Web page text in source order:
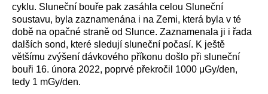
cyklu. Sluneční bouře pak zasáhla celou Sluneční
soustavu, byla zaznamenána i na Zemi, která byla v té
době na opačné straně od Slunce. Zaznamenala ji i řada
dalších sond, které sledují sluneční počasí. K ještě
většímu zvýšení dávkového příkonu došlo při sluneční
bouři 16. února 2022, poprvé překročil 1000 μGy/den,
tedy 1 mGy/den.